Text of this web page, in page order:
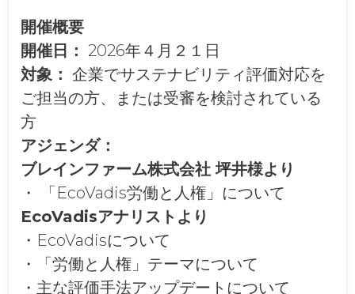
開催概要
開催日： 2026年４月２１日
対象： 企業でサステナビリティ評価対応を
ご担当の方、または受審を検討されている
方
アジェンダ：
ブレインファーム株式会社 坪井様より
・ 「EcoVadis労働と人権」について
EcoVadisアナリストより
・EcoVadisについて
・「労働と人権」テーマについて
・主な評価手法アップデートについて